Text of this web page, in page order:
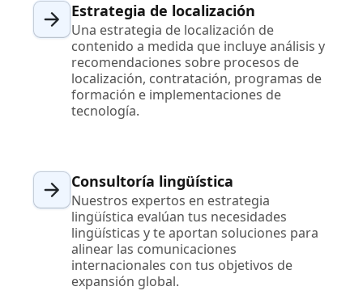
Estrategia de localización
Una estrategia de localización de
contenido a medida que incluye análisis y
recomendaciones sobre procesos de
localización, contratación, programas de
formación e implementaciones de
tecnología.
Consultoría lingüística
Nuestros expertos en estrategia
lingüística evalúan tus necesidades
lingüísticas y te aportan soluciones para
alinear las comunicaciones
internacionales con tus objetivos de
expansión global.